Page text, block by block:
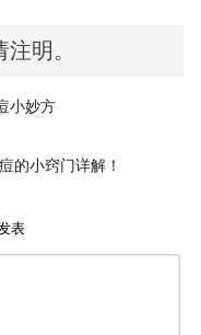
明。
小妙方
的小窍门详解！
表